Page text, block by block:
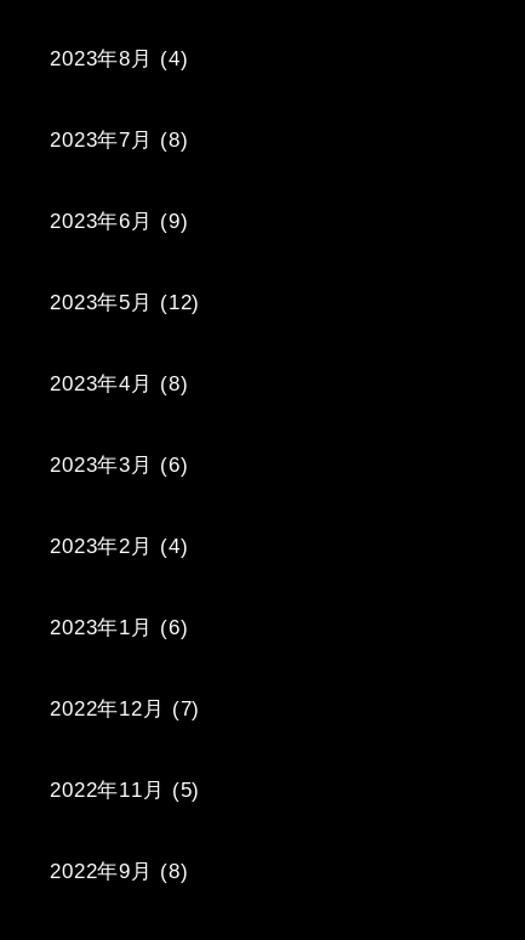
2023年8月 (4)
2023年7月 (8)
2023年6月 (9)
2023年5月 (12)
2023年4月 (8)
2023年3月 (6)
2023年2月 (4)
2023年1月 (6)
2022年12月 (7)
2022年11月 (5)
2022年9月 (8)